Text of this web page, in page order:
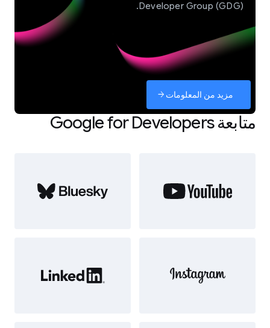
Developer Group (GDG).
مزيد من المعلومات arrow_forward
متابعة Google for Developers